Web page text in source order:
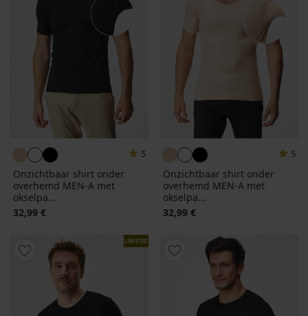
5
Onzichtbaar shirt onder
overhemd MEN-A met
okselpa...
32,99 €
5
Onzichtbaar shirt onder
overhemd MEN-A met
okselpa...
32,99 €
LIMITED